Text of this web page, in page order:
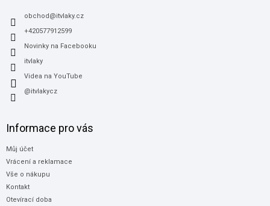
obchod@itvlaky.cz
+420577912599
Novinky na Facebooku
itvlaky
Videa na YouTube
@itvlakycz
Informace pro vás
Můj účet
Vrácení a reklamace
Vše o nákupu
Kontakt
Otevírací doba